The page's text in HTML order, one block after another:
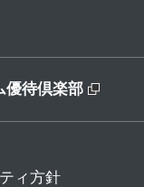
優待倶楽部
ィ方針